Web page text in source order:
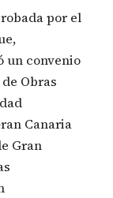
por el
un convenio
Obras
Canaria
Gran